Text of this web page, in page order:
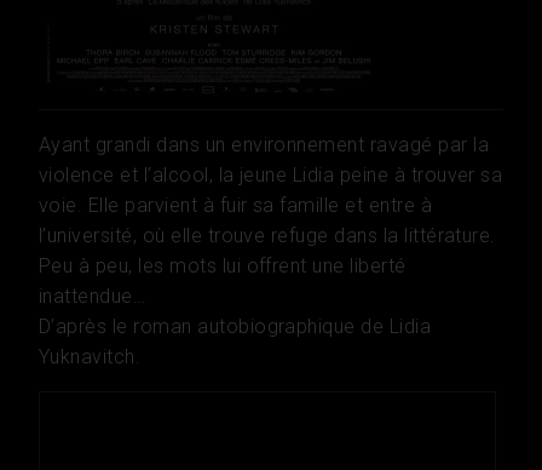
Ayant grandi dans un environnement ravagé par la
violence et l’alcool, la jeune Lidia peine à trouver sa
voie. Elle parvient à fuir sa famille et entre à
l’université, où elle trouve refuge dans la littérature.
Peu à peu, les mots lui offrent une liberté
inattendue…
D’après le roman autobiographique de Lidia
Yuknavitch.